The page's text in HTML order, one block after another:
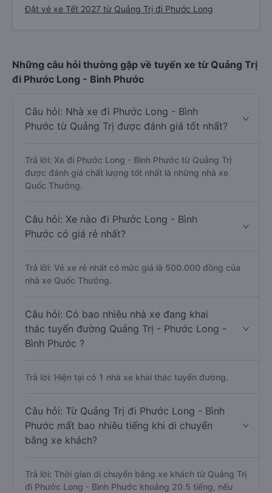
Đặt vé xe Tết 2027 từ Quảng Trị đi Phước Long
Những câu hỏi thường gặp về tuyến xe từ Quảng Trị
đi Phước Long - Bình Phước
Câu hỏi: Nhà xe đi Phước Long - Bình
Phước từ Quảng Trị được đánh giá tốt nhất?
Trả lời: Xe đi Phước Long - Bình Phước từ Quảng Trị
được đánh giá chất lượng tốt nhất là những nhà xe
Quốc Thưởng.
Câu hỏi: Xe nào đi Phước Long - Bình
Phước có giá rẻ nhất?
Trả lời: Vé xe rẻ nhất có mức giá là 500.000 đồng của
nhà xe Quốc Thưởng.
Câu hỏi: Có bao nhiêu nhà xe đang khai
thác tuyến đường Quảng Trị - Phước Long -
Bình Phước ?
Trả lời: Hiện tại có 1 nhà xe khai thác tuyến đường.
Câu hỏi: Từ Quảng Trị đi Phước Long - Bình
Phước mất bao nhiêu tiếng khi di chuyển
bằng xe khách?
Trả lời: Thời gian di chuyển bằng xe khách từ Quảng Trị
đi Phước Long - Bình Phước khoảng 20.5 tiếng, nếu